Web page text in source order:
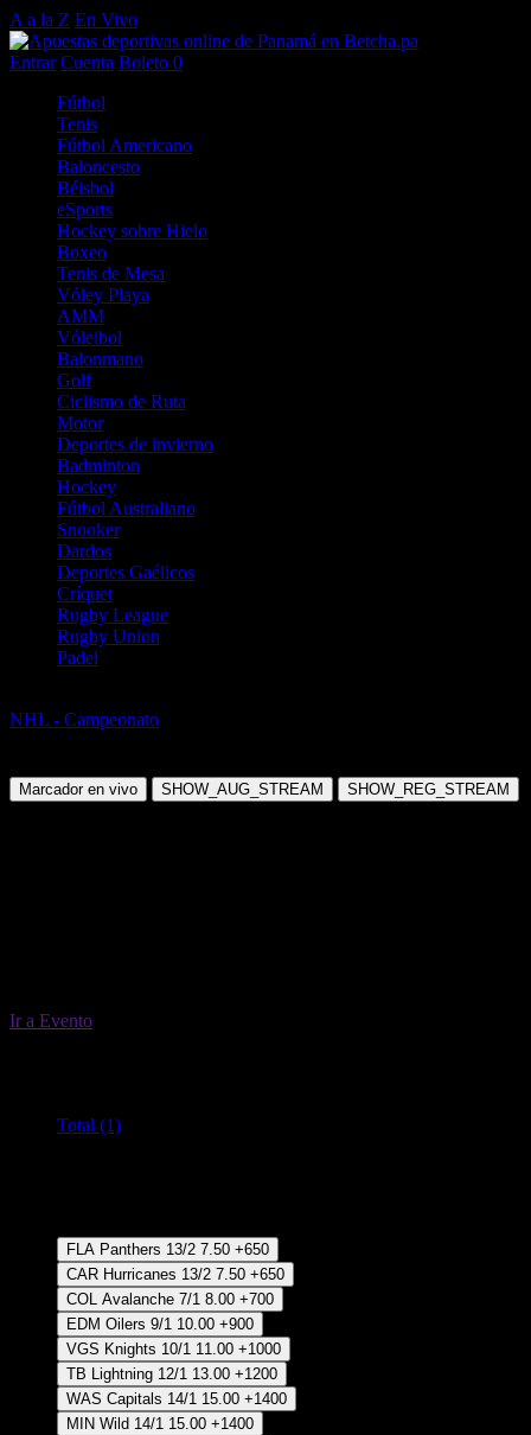
A a la Z En Vivo
Entrar Cuenta Boleto 0
Fútbol
Tenis
Fútbol Americano
Baloncesto
Béisbol
eSports
Hockey sobre Hielo
Boxeo
Tenis de Mesa
Vóley Playa
AMM
Vóleibol
Balonmano
Golf
Ciclismo de Ruta
Motor
Deportes de invierno
Badminton
Hockey
Fútbol Australiano
Snooker
Dardos
Deportes Gaélicos
Críquet
Rugby League
Rugby Union
Padel
NHL - Campeonato
Marcador en vivo SHOW_AUG_STREAM SHOW_REG_STREAM
Ir a Evento
Total (1)
FLA Panthers 13/2 7.50 +650
CAR Hurricanes 13/2 7.50 +650
COL Avalanche 7/1 8.00 +700
EDM Oilers 9/1 10.00 +900
VGS Knights 10/1 11.00 +1000
TB Lightning 12/1 13.00 +1200
WAS Capitals 14/1 15.00 +1400
MIN Wild 14/1 15.00 +1400